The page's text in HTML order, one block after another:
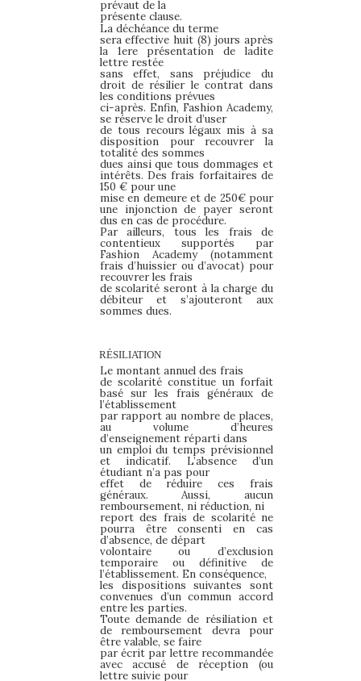
prévaut de la
présente clause.
La déchéance du terme
sera effective huit (8) jours après
la 1ere présentation de ladite
lettre restée
sans effet, sans préjudice du
droit de résilier le contrat dans
les conditions prévues
ci-après. Enfin, Fashion Academy,
se réserve le droit d’user
de tous recours légaux mis à sa
disposition pour recouvrer la
totalité des sommes
dues ainsi que tous dommages et
intérêts. Des frais forfaitaires de
150 € pour une
mise en demeure et de 250€ pour
une injonction de payer seront
dus en cas de procédure.
Par ailleurs, tous les frais de
contentieux supportés par
Fashion Academy (notamment
frais d’huissier ou d’avocat) pour
recouvrer les frais
de scolarité seront à la charge du
débiteur et s’ajouteront aux
sommes dues.
RÉSILIATION
Le montant annuel des frais
de scolarité constitue un forfait
basé sur les frais généraux de
l’établissement
par rapport au nombre de places,
au volume d’heures
d’enseignement réparti dans
un emploi du temps prévisionnel
et indicatif. L’absence d’un
étudiant n’a pas pour
effet de réduire ces frais
généraux. Aussi, aucun
remboursement, ni réduction, ni
report des frais de scolarité ne
pourra être consenti en cas
d’absence, de départ
volontaire ou d’exclusion
temporaire ou définitive de
l’établissement. En conséquence,
les dispositions suivantes sont
convenues d’un commun accord
entre les parties.
Toute demande de résiliation et
de remboursement devra pour
être valable, se faire
par écrit par lettre recommandée
avec accusé de réception (ou
lettre suivie pour